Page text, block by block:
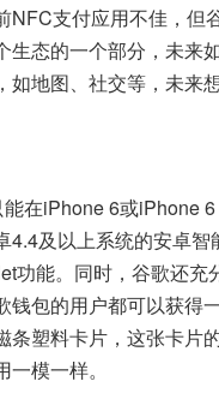
NFC支付应用不佳，但
生态的一个部分，未来
如地图、社交等，未来
在iPhone 6或iPhone
4.4及以上系统的安卓智
功能。同时，谷歌还充
钱包的用户都可以获得
条塑料卡片，这张卡片
模一样。